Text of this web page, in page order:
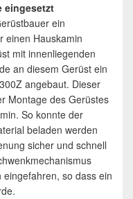
eingesetzt
ein
einen Hauskamin
mit innenliegenden
an diesem Gerüst ein
angebaut. Dieser
Montage des Gerüstes
So konnte der
beladen werden
sicher und schnell
so dass ein